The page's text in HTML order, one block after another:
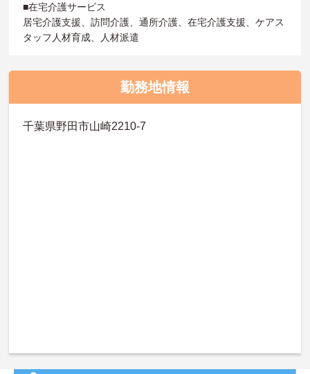
■在宅介護サービス
居宅介護支援、訪問介護、通所介護、在宅介護支援、ケアス
タッフ人材育成、人材派遣
勤務地情報
千葉県野田市山崎2210-7